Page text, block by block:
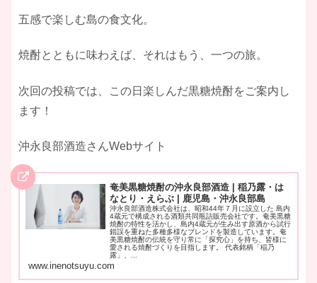
五感で楽しむ島の食文化。
焼酎とともに味わえば、それはもう、一つの旅。
次回の投稿では、この日楽しんだ黒糖焼酎をご案内し
ます！
沖永良部酒造さんWebサイト
奄美黒糖焼酎の沖永良部酒造 | 稲乃露・は
なとり・えらぶ | 鹿児島・沖永良部島
沖永良部酒造株式会社は、昭和44年７月に設立した 島内
4蔵元で構成される酒類共同瓶詰販売会社です。 ​奄美黒糖
焼酎の特性を活かし、島内4蔵元が生み出す原酒から試行
錯誤を重ねた多種多様なブレンドを製造しています。 ​奄
美黒糖焼酎の伝統を守り常に「探究心」を持ち、皆様に
愛される焼酎づくりを目指します。 代表銘柄「稲乃
露」、...
www.inenotsuyu.com